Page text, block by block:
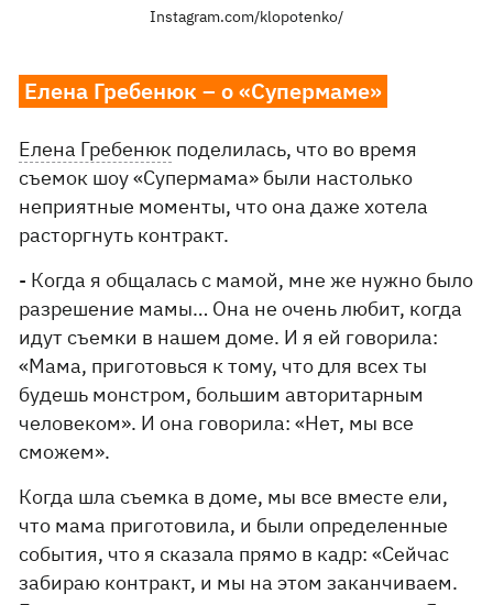
Instagram.com/klopotenko/
Елена Гребенюк – о «Супермаме»
Елена Гребенюк поделилась, что во время
съемок шоу «Супермама» были настолько
неприятные моменты, что она даже хотела
расторгнуть контракт.
- Когда я общалась с мамой, мне же нужно было
разрешение мамы… Она не очень любит, когда
идут съемки в нашем доме. И я ей говорила:
«Мама, приготовься к тому, что для всех ты
будешь монстром, большим авторитарным
человеком». И она говорила: «Нет, мы все
сможем».
Когда шла съемка в доме, мы все вместе ели,
что мама приготовила, и были определенные
события, что я сказала прямо в кадр: «Сейчас
забираю контракт, и мы на этом заканчиваем.